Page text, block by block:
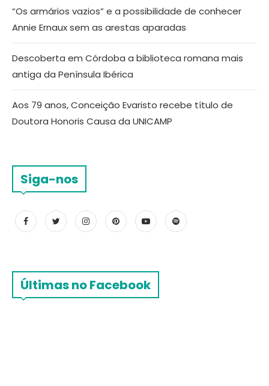
“Os armários vazios” e a possibilidade de conhecer
Annie Ernaux sem as arestas aparadas
Descoberta em Córdoba a biblioteca romana mais
antiga da Península Ibérica
Aos 79 anos, Conceição Evaristo recebe título de
Doutora Honoris Causa da UNICAMP
Siga-nos
Últimas no Facebook